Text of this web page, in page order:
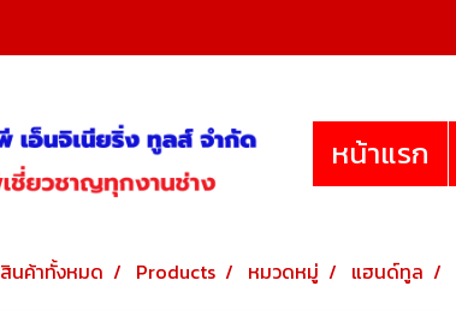
หน้าแรก
สินค้าทั้งหมด Products หมวดหมู่ แฮนด์ทูล